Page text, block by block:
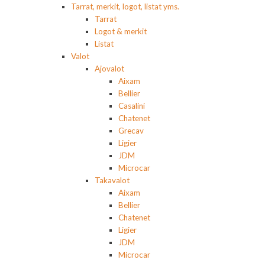
Tarrat, merkit, logot, listat yms.
Tarrat
Logot & merkit
Listat
Valot
Ajovalot
Aixam
Bellier
Casalini
Chatenet
Grecav
Ligier
JDM
Microcar
Takavalot
Aixam
Bellier
Chatenet
Ligier
JDM
Microcar